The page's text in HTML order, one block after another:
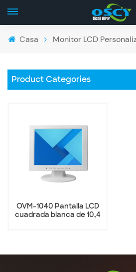
Casa Monitor LCD
Product Categories
OVM-1040 Pantalla LCD
cuadrada blanca de 10,4